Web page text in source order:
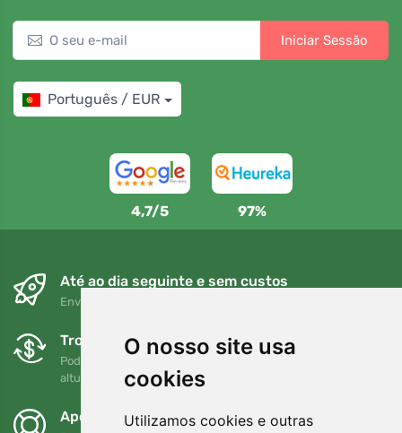
O nosso site usa
cookies
Utilizamos cookies e outras
Iniciar Sessão
Português / EUR
4,7/5 97%
Até ao dia seguinte e sem custos
Envio gratuito para encomendas superiores a 80 EUR
Trocas e devoluções gratuitas
Pode devolver ou trocar a sua encomenda em qualquer
altura no prazo de 90 dias
Apoiamos a Trees.org